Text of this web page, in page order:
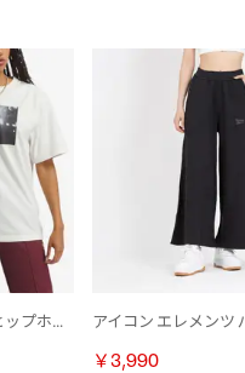
ヒューマンライツナウ ヒップホップ フォトTシャツ / HUMAN RIGHTS NOW HIP HOP PHOTO TEE （チョーク）
￥3,990